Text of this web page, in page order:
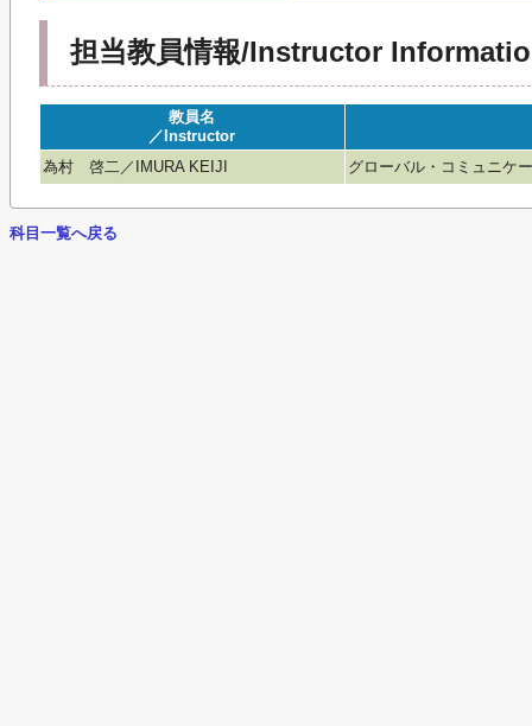
担当教員情報/Instructor
教員名
／Instructor
為村 啓二／IMURA KEIJI
グローバル・コミュニケ
科目一覧へ戻る